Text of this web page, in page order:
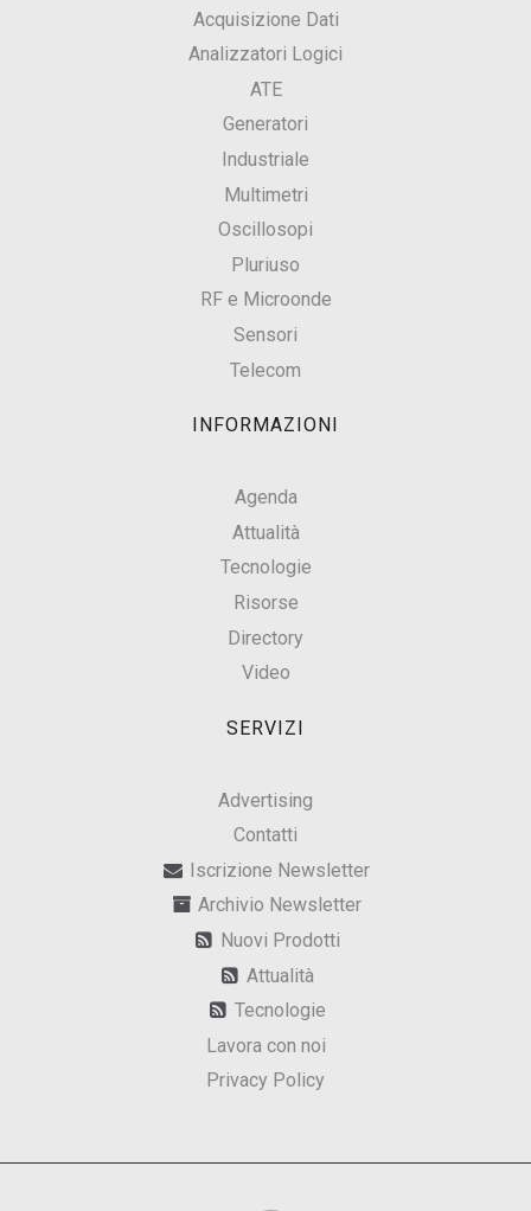
Acquisizione Dati
Analizzatori Logici
ATE
Generatori
Industriale
Multimetri
Oscillosopi
Pluriuso
RF e Microonde
Sensori
Telecom
INFORMAZIONI
Agenda
Attualità
Tecnologie
Risorse
Directory
Video
SERVIZI
Advertising
Contatti
Iscrizione Newsletter
Archivio Newsletter
Nuovi Prodotti
Attualità
Tecnologie
Lavora con noi
Privacy Policy